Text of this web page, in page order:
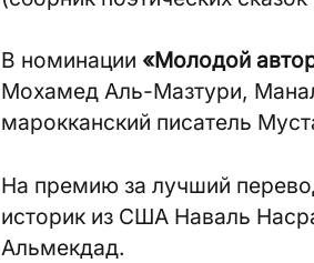
В номинации «Молодой
Мохамед Аль-Мазтури,
марокканский писатель
На премию за лучший
историк из США Наваль
Альмекдад.